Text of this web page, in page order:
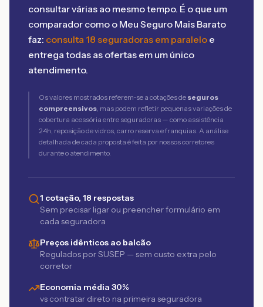
consultar várias ao mesmo tempo. É o que um
comparador como o Meu Seguro Mais Barato
faz: consulta 18 seguradoras em paralelo e
entrega todas as ofertas em um único
atendimento.
Os valores mostrados referem-se a cotações de seguros
compreensivos, mas podem refletir pequenas variações de
cobertura acessória entre seguradoras — como assistência
24h, reposição de vidros, carro reserva e franquias. A análise
detalhada de cada proposta é feita por nossos corretores
durante o atendimento.
1 cotação, 18 respostas
Sem precisar ligar ou preencher formulário em
cada seguradora
Preços idênticos ao balcão
Regulados por SUSEP — sem custo extra pelo
corretor
Economia média 30%
vs contratar direto na primeira seguradora